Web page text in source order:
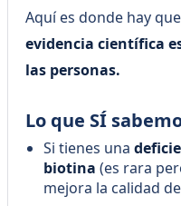
Aquí es donde hay
evidencia científica
las personas.
Lo que SÍ
Si tienes una
biotina (es rara
mejora la calidad